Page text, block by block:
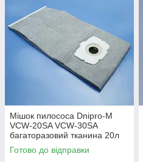
Мішок пилососа Dnipro-M
VCW-20SA VCW-30SA
багаторазовий тканина 20л
Готово до відправки